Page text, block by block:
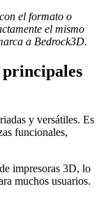
el formato o
el mismo
a Bedrock3D.
principales
y versátiles. Es
funcionales,
impresoras 3D, lo
muchos usuarios.